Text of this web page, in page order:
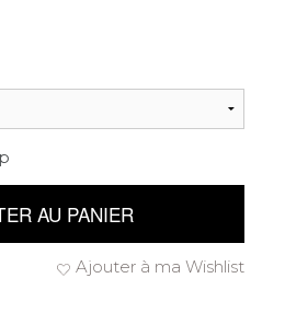
AU PANIER
Ajouter à ma Wishlist